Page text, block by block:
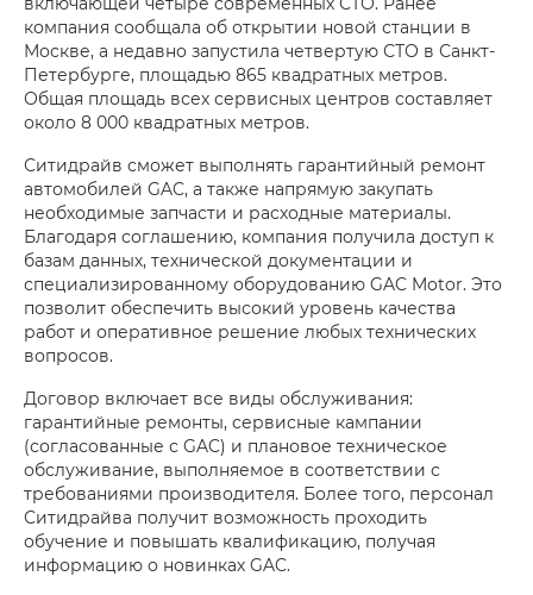
компания сообщала об открытии новой станции в
Москве, а недавно запустила четвертую СТО в Санкт-
Петербурге, площадью 865 квадратных метров.
Общая площадь всех сервисных центров составляет
около 8 000 квадратных метров.
Ситидрайв сможет выполнять гарантийный ремонт
автомобилей GAC, а также напрямую закупать
необходимые запчасти и расходные материалы.
Благодаря соглашению, компания получила доступ к
базам данных, технической документации и
специализированному оборудованию GAC Motor. Это
позволит обеспечить высокий уровень качества
работ и оперативное решение любых технических
вопросов.
Договор включает все виды обслуживания:
гарантийные ремонты, сервисные кампании
(согласованные с GAC) и плановое техническое
обслуживание, выполняемое в соответствии с
требованиями производителя. Более того, персонал
Ситидрайва получит возможность проходить
обучение и повышать квалификацию, получая
информацию о новинках GAC.